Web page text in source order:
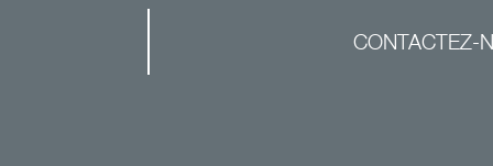
CONTACTEZ-